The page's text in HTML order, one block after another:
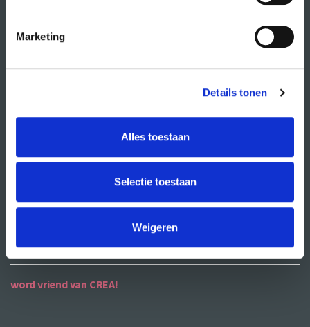
Marketing
Details tonen
Alles toestaan
Selectie toestaan
Weigeren
wat doet CREA?
contact
word vriend van CREA!